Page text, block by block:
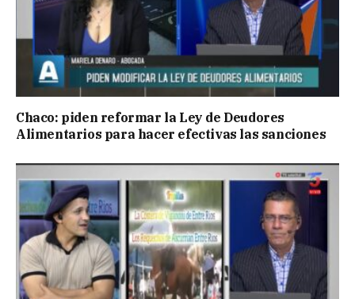
Chaco: piden reformar la Ley de Deudores
Alimentarios para hacer efectivas las sanciones